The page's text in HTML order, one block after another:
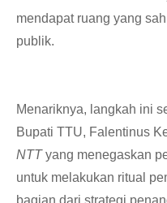
mendapat ruang yang
publik.
Menariknya, langkah ini
Bupati TTU, Falentinus
NTTyang menegaskan
untuk melakukan ritual